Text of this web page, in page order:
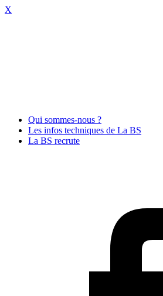
X
Qui sommes-nous ?
Les infos techniques de La BS
La BS recrute